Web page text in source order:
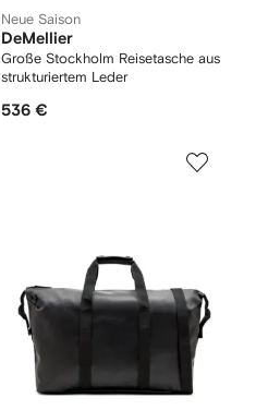
Neue Saison
DeMellier
Große Stockholm Reisetasche aus
strukturiertem Leder
536 €